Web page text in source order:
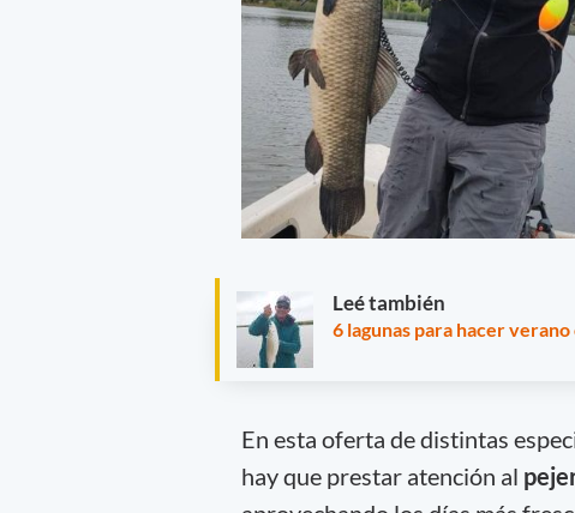
Leé también
6 lagunas para hacer
En esta oferta de distintas
hay que prestar atención al